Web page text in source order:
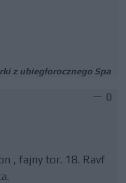
z ubiegłorocznego Spa
0
, fajny tor. 18. Ravf